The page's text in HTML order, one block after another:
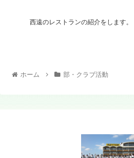
西遠のレストランの紹介をします。
ホーム 部・クラブ活動